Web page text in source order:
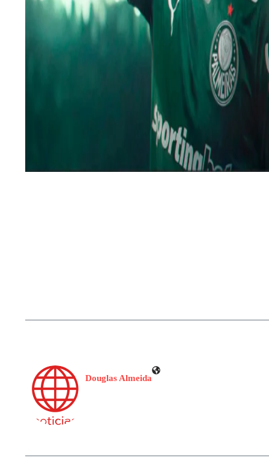
Douglas Almeida